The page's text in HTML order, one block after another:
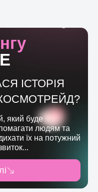
ІСТОРІЯ
який буде
людям та
їх на потужний